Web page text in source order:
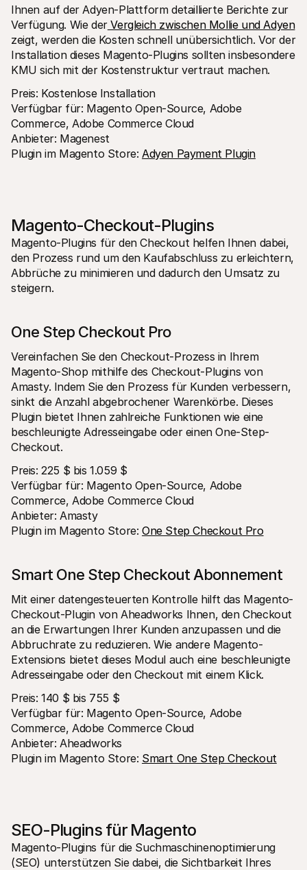
Ihnen auf der Adyen-Plattform detaillierte Berichte zur
Verfügung. Wie der Vergleich zwischen Mollie und Adyen
zeigt, werden die Kosten schnell unübersichtlich. Vor der
Installation dieses Magento-Plugins sollten insbesondere
KMU sich mit der Kostenstruktur vertraut machen.
Preis: Kostenlose Installation
Verfügbar für: Magento Open-Source, Adobe
Commerce, Adobe Commerce Cloud
Anbieter: Magenest
Plugin im Magento Store: Adyen Payment Plugin
Magento-Checkout-Plugins
Magento-Plugins für den Checkout helfen Ihnen dabei,
den Prozess rund um den Kaufabschluss zu erleichtern,
Abbrüche zu minimieren und dadurch den Umsatz zu
steigern.
One Step Checkout Pro
Vereinfachen Sie den Checkout-Prozess in Ihrem
Magento-Shop mithilfe des Checkout-Plugins von
Amasty. Indem Sie den Prozess für Kunden verbessern,
sinkt die Anzahl abgebrochener Warenkörbe. Dieses
Plugin bietet Ihnen zahlreiche Funktionen wie eine
beschleunigte Adresseingabe oder einen One-Step-
Checkout.
Preis: 225 $ bis 1.059 $
Verfügbar für: Magento Open-Source, Adobe
Commerce, Adobe Commerce Cloud
Anbieter: Amasty
Plugin im Magento Store: One Step Checkout Pro
Smart One Step Checkout Abonnement
Mit einer datengesteuerten Kontrolle hilft das Magento-
Checkout-Plugin von Aheadworks Ihnen, den Checkout
an die Erwartungen Ihrer Kunden anzupassen und die
Abbruchrate zu reduzieren. Wie andere Magento-
Extensions bietet dieses Modul auch eine beschleunigte
Adresseingabe oder den Checkout mit einem Klick.
Preis: 140 $ bis 755 $
Verfügbar für: Magento Open-Source, Adobe
Commerce, Adobe Commerce Cloud
Anbieter: Aheadworks
Plugin im Magento Store: Smart One Step Checkout
SEO-Plugins für Magento
Magento-Plugins für die Suchmaschinenoptimierung
(SEO) unterstützen Sie dabei, die Sichtbarkeit Ihres